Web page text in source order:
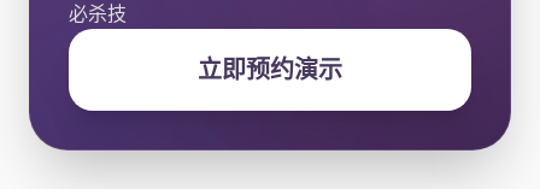
必杀技
立即预约演示